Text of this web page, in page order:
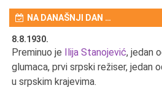
NA DANAŠNJI DAN …
8.8.1930.
Preminuo je Ilija Stanojević, jedan
glumaca, prvi srpski režiser, jedan
u srpskim krajevima.